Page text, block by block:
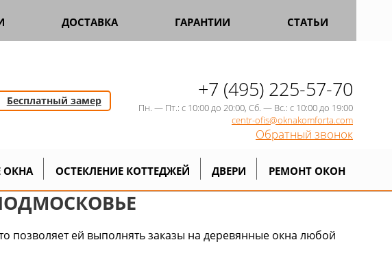
ДОСТАВКА ГАРАНТИИ СТАТЬИ
+7 (495) 225-57-70
Пн. — Пт.: с 10:00 до 20:00, Сб. — Вс.: с 10:00 до 19:00
centr-ofis@oknakomforta.com
Обратный звонок
Бесплатный замер
ОКНА ОСТЕКЛЕНИЕ КОТТЕДЖЕЙ ДВЕРИ РЕМОНТ ОКОН
Производство деревянных окон в Москве и Подмосковье
ей выполнять заказы на деревянные окна любой